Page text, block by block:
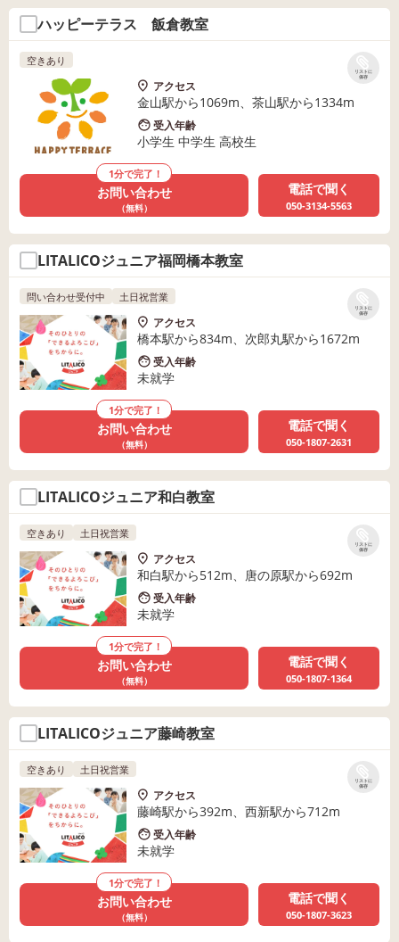
ハッピーテラス 飯倉教室
リストに
保存
空きあり
アクセス
金山駅から1069m、茶山駅から1334m
受入年齢
小学生 中学生 高校生
1分で完了！
お問い合わせ
（無料）
電話で聞く
050-3134-5563
LITALICOジュニア福岡橋本教室
リストに
保存
問い合わせ受付中 土日祝営業
アクセス
橋本駅から834m、次郎丸駅から1672m
受入年齢
未就学
1分で完了！
お問い合わせ
（無料）
電話で聞く
050-1807-2631
LITALICOジュニア和白教室
リストに
保存
空きあり 土日祝営業
アクセス
和白駅から512m、唐の原駅から692m
受入年齢
未就学
1分で完了！
お問い合わせ
（無料）
電話で聞く
050-1807-1364
LITALICOジュニア藤崎教室
リストに
保存
空きあり 土日祝営業
アクセス
藤崎駅から392m、西新駅から712m
受入年齢
未就学
1分で完了！
お問い合わせ
（無料）
電話で聞く
050-1807-3623